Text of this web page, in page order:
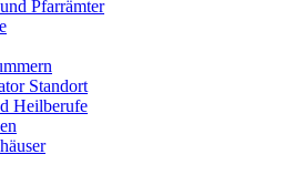
Pfarrämter
Standort
Heilberufe